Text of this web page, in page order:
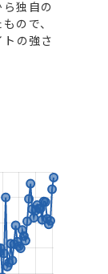
ら独自の
ので、
の強さ